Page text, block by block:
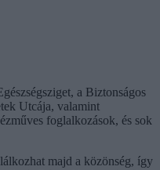
a Biztonságos
Utcája, valamint
foglalkozások, és sok
majd a közönség, így